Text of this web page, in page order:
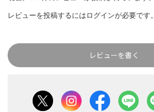
レビューを投稿するにはログインが必要です。
レビューを書く